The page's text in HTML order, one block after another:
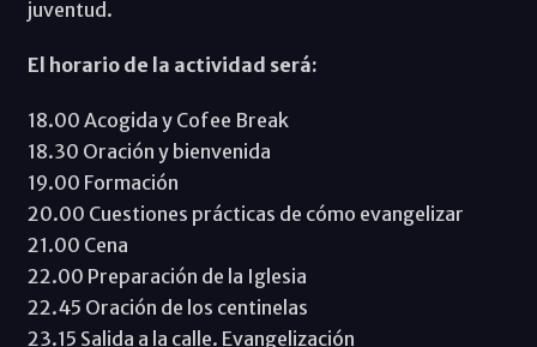
juventud.
El horario de la actividad será:
18.00 Acogida y Cofee Break
18.30 Oración y bienvenida
19.00 Formación
20.00 Cuestiones prácticas de cómo evangelizar
21.00 Cena
22.00 Preparación de la Iglesia
22.45 Oración de los centinelas
23.15 Salida a la calle. Evangelización